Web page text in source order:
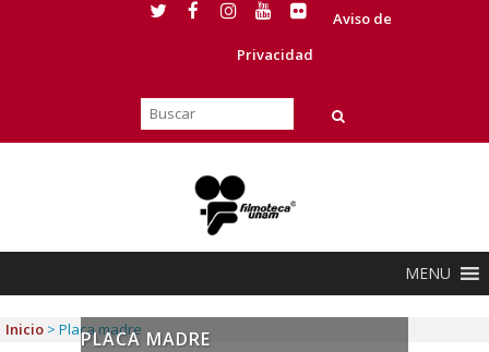
Aviso de
Privacidad
MENU
PLACA MADRE
Inicio > Placa madre